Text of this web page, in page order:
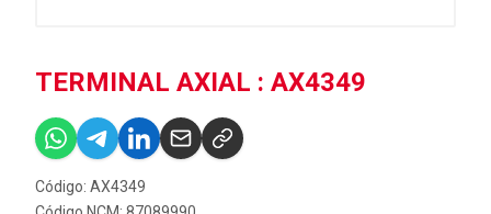
TERMINAL AXIAL : AX4349
Código: AX4349